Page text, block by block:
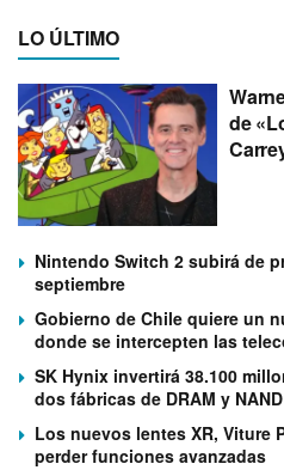
LO ÚLTIMO
de
Nintendo Switch 2 subirá de
septiembre
Gobierno de Chile quiere un
donde se intercepten las
SK Hynix invertirá 38.100
dos fábricas de DRAM y NAND
Los nuevos lentes XR, Viture
perder funciones avanzadas